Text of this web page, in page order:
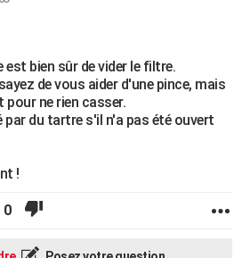
est bien sûr de vider le filtre.
de vous aider d'une pince, mais
pour ne rien casser.
par du tartre s'il n'a pas été ouvert
!
0